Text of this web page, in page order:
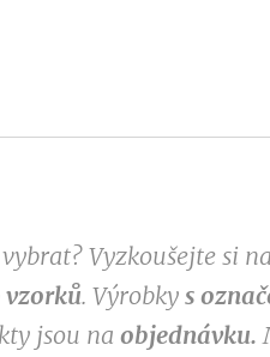
Vyzkoušejte si
vzorků. Výrobky s
jsou na objednávku.